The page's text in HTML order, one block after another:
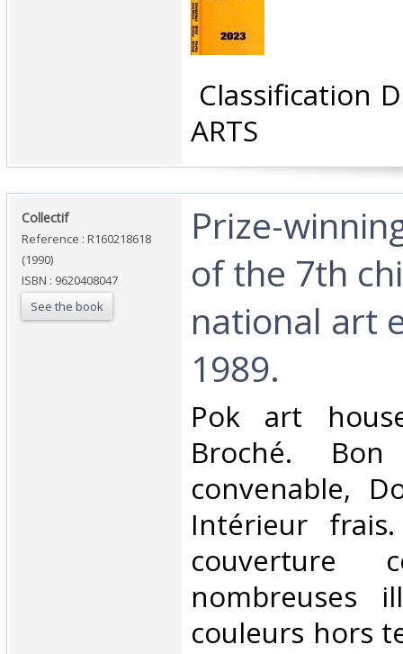
Classification
ARTS‎
‎Collectif‎
Reference : R160218618
(1990)
ISBN : 9620408047
See the book
‎Prize-
of the 7th
national art
1989.‎
‎Pok art
Broché.
convenable,
Intérieur
couverture
nombreuses
couleurs hors